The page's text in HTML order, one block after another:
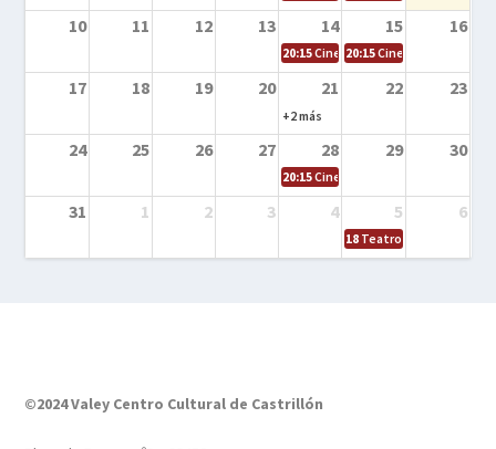
10 11 12 13 14 15 16
20:15Cine en la calle – Tortugas
20:15Cine en la calle –
17 18 19 20 21 22 23
+2 más
24 25 26 27 28 29 30
20:15Cine en el calle – Tintín y el
31 1 2 3 4 5 6
18 Teatro – Tres
©2024 Valey Centro Cultural de Castrillón